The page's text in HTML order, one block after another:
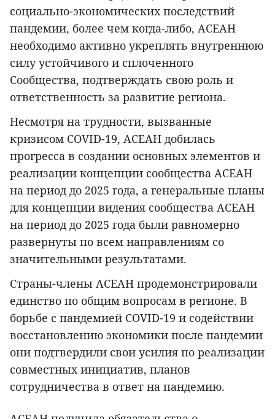
социально-экономических последствий
пандемии, более чем когда-либо, АСЕАН
необходимо активно укреплять внутреннюю
силу устойчивого и сплоченного
Сообщества, подтверждать свою роль и
ответственность за развитие региона.
Несмотря на трудности, вызванные
кризисом COVID-19, АСЕАН добилась
прогресса в создании основных элементов и
реализации концепции сообщества АСЕАН
на период до 2025 года, а генеральные планы
для концепции видения сообщества АСЕАН
на период до 2025 года были равномерно
развернуты по всем направлениям со
значительными результатами.
Страны-члены АСЕАН продемонстрировали
единство по общим вопросам в регионе. В
борьбе с пандемией COVID-19 и содействии
восстановлению экономики после пандемии
они подтвердили свои усилия по реализации
совместных инициатив, планов
сотрудничества в ответ на пандемию.